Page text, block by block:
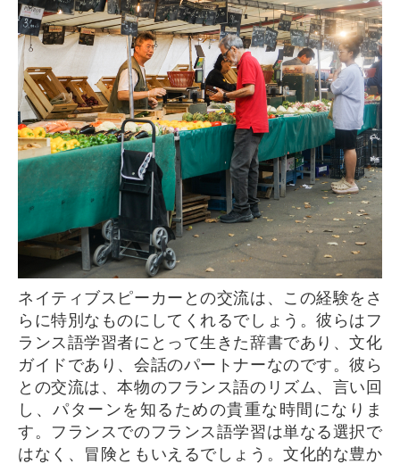
ネイティブスピーカーとの交流は、この経験をさ
らに特別なものにしてくれるでしょう。彼らはフ
ランス語学習者にとって生きた辞書であり、文化
ガイドであり、会話のパートナーなのです。彼ら
との交流は、本物のフランス語のリズム、言い回
し、パターンを知るための貴重な時間になりま
す。フランスでのフランス語学習は単なる選択で
はなく、冒険ともいえるでしょう。文化的な豊か